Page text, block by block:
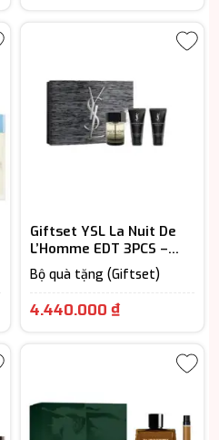
Giftset YSL La Nuit De
L’Homme EDT 3PCS –
Lựa Chọn Hoàn Hảo Cho
Phái Mạnh
Bộ quà tặng (Giftset)
4.440.000 ₫